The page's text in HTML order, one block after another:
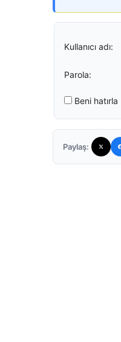
Kullanıcı adı:
Parola:
Beni hatırla
Paylaş: